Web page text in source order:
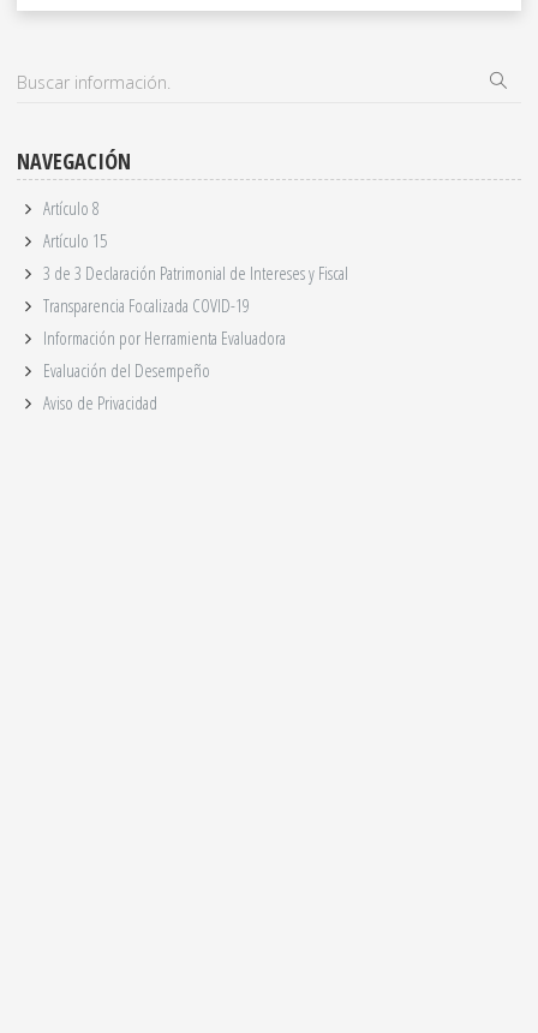
NAVEGACIÓN
Artículo 8
Artículo 15
3 de 3 Declaración Patrimonial de Intereses y Fiscal
Transparencia Focalizada COVID-19
Información por Herramienta Evaluadora
Evaluación del Desempeño
Aviso de Privacidad